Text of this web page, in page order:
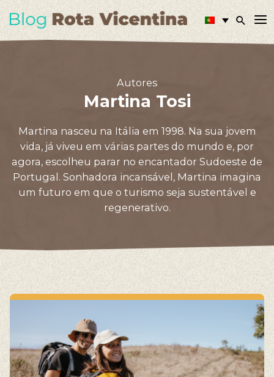
Autores
Martina Tosi
Martina nasceu na Itália em 1998. Na sua jovem
vida, já viveu em várias partes do mundo e, por
agora, escolheu parar no encantador Sudoeste de
Portugal. Sonhadora incansável, Martina imagina
um futuro em que o turismo seja sustentável e
regenerativo.